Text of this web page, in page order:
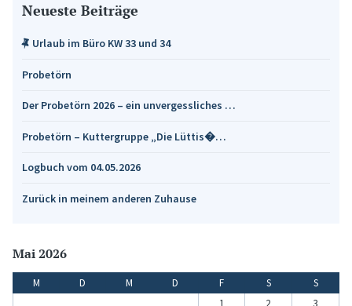
Neueste Beiträge
Urlaub im Büro KW 33 und 34
Probetörn
Der Probetörn 2026 – ein unvergessliches …
Probetörn – Kuttergruppe „Die Lüttis�…
Logbuch vom 04.05.2026
Zurück in meinem anderen Zuhause
Mai 2026
M D M D F S
S
1
2
3